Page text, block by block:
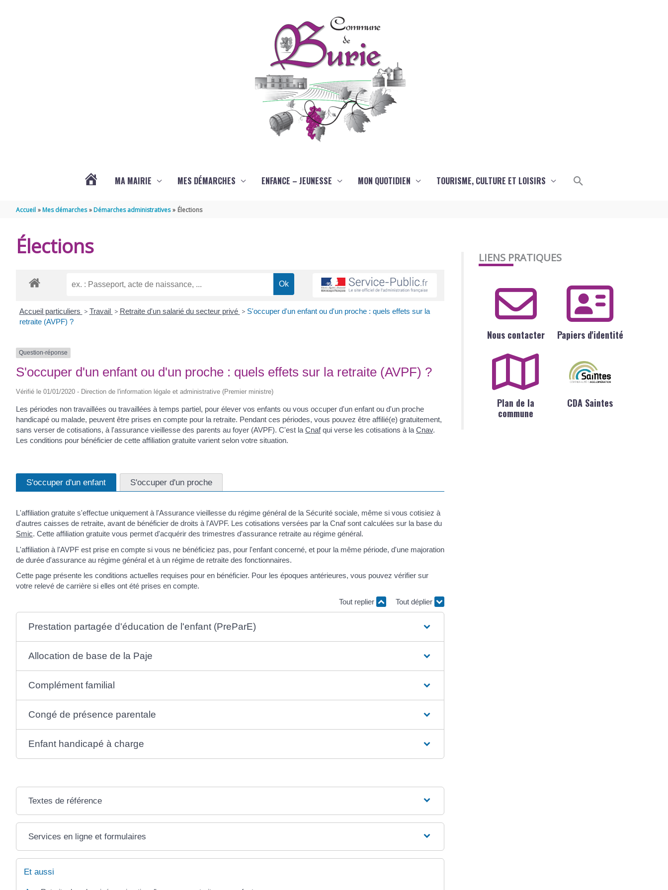
MA MAIRIE MES DÉMARCHES ENFANCE – JEUNESSE MON QUOTIDIEN TOURISME, CULTURE ET LOISIRS Rechercher
Accueil Mes démarches Démarches administratives Élections
Élections
Accueil particuliers > Travail > Retraite d'un salarié du secteur privé > S'occuper d'un enfant ou d'un proche : quels effets sur la
retraite (AVPF) ?
Question-réponse
S'occuper d'un enfant ou d'un proche : quels effets sur la retraite (AVPF) ?
Vérifié le 01/01/2020 - Direction de l'information légale et administrative (Premier ministre)
Les périodes non travaillées ou travaillées à temps partiel, pour élever vos enfants ou vous occuper d'un enfant ou d'un proche
handicapé ou malade, peuvent être prises en compte pour la retraite. Pendant ces périodes, vous pouvez être affilié(e) gratuitement,
sans verser de cotisations, à l'assurance vieillesse des parents au foyer (AVPF). C'est la Cnafqui verse les cotisations à la Cnav.
Les conditions pour bénéficier de cette affiliation gratuite varient selon votre situation.
S'occuper d'un enfant S'occuper d'un proche
L'affiliation gratuite s'effectue uniquement à l'Assurance vieillesse du régime général de la Sécurité sociale, même si vous cotisiez à
d'autres caisses de retraite, avant de bénéficier de droits à l'AVPF. Les cotisations versées par la Cnaf sont calculées sur la base du
Smic. Cette affiliation gratuite vous permet d'acquérir des trimestres d'assurance retraite au régime général.
L'affiliation à l'AVPF est prise en compte si vous ne bénéficiez pas, pour l'enfant concerné, et pour la même période, d'une majoration
de durée d'assurance au régime général et à un régime de retraite des fonctionnaires.
Cette page présente les conditions actuelles requises pour en bénéficier. Pour les époques antérieures, vous pouvez vérifier sur
votre relevé de carrière si elles ont été prises en compte.
Tout replier
Tout déplier
Prestation partagée d'éducation de l'enfant (PreParE)
Allocation de base de la Paje
Complément familial
Congé de présence parentale
Enfant handicapé à charge
Textes de référence
Services en ligne et formulaires
Et aussi
LIENS PRATIQUES
Nous contacter Papiers d'identité
Plan de la
commune
CDA Saintes